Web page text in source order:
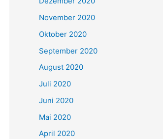
November 2020
Oktober 2020
September 2020
August 2020
Juli 2020
Juni 2020
Mai 2020
April 2020